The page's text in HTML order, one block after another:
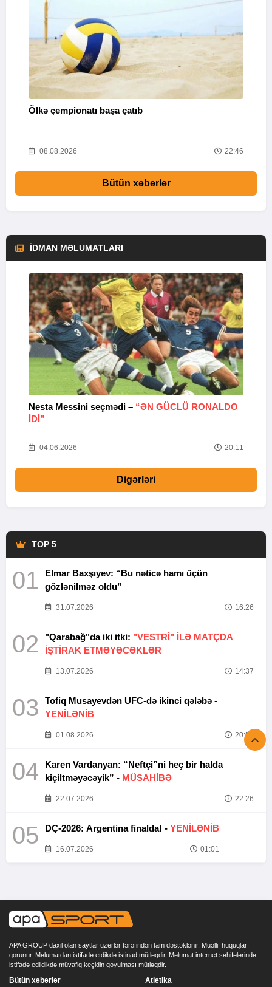
Ölkə çempionatı başa çatıb
08.08.2026 22:46
Bütün xəbərlər
İDMAN MƏLUMATLARI
Nesta Messini seçmədi – “ƏN GÜCLÜ RONALDO
IDI”
04.06.2026 20:11
Digərləri
TOP 5
01
Elmar Baxşıyev: “Bu nəticə hamı üçün
gözlənilməz oldu”
31.07.2026 16:26
02 "Qarabağ"da iki itki: "VESTRİ" İLƏ MATÇDA
İŞTİRAK ETMƏYƏCƏKLƏR
13.07.2026 14:37
03
Tofiq Musayevdən UFC-də ikinci qələbə -
YENİLƏNİB
01.08.2026 20:52
04
Karen Vardanyan: “Neftçi”ni heç bir halda
kiçiltməyəcəyik” - MÜSAHİBƏ
22.07.2026 22:26
05 DÇ-2026: Argentina finalda! - YENİLƏNİB
16.07.2026 01:01
APA GROUP daxil olan saytlar uzerlər tərəfindən tam dəstəklənir. Müəllif hüquqları
qorunur. Məlumatdan istifadə etdikdə istinad mütləqdir. Məlumat internet səhifələrində
istifadə edildikdə müvafiq keçidin qoyulması mütləqdir.
Bütün xəbərlər Atletika